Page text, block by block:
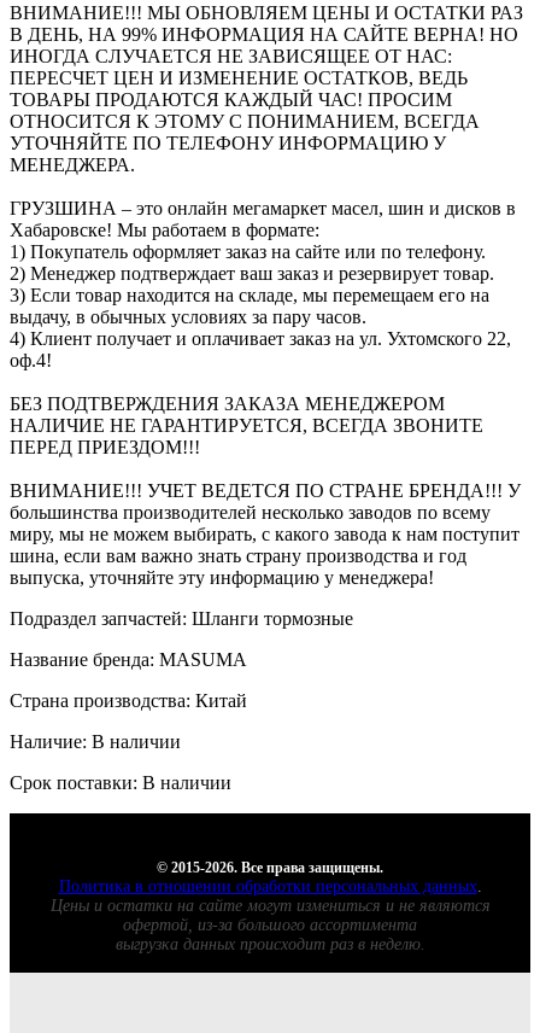
ВНИМАНИЕ!!! МЫ ОБНОВЛЯЕМ ЦЕНЫ И ОСТАТКИ РАЗ
В ДЕНЬ, НА 99% ИНФОРМАЦИЯ НА САЙТЕ ВЕРНА! НО
ИНОГДА СЛУЧАЕТСЯ НЕ ЗАВИСЯЩЕЕ ОТ НАС:
ПЕРЕСЧЕТ ЦЕН И ИЗМЕНЕНИЕ ОСТАТКОВ, ВЕДЬ
ТОВАРЫ ПРОДАЮТСЯ КАЖДЫЙ ЧАС! ПРОСИМ
ОТНОСИТСЯ К ЭТОМУ С ПОНИМАНИЕМ, ВСЕГДА
УТОЧНЯЙТЕ ПО ТЕЛЕФОНУ ИНФОРМАЦИЮ У
МЕНЕДЖЕРА.
ГРУЗШИНА – это онлайн мегамаркет масел, шин и дисков в
Хабаровске! Мы работаем в формате:
1) Покупатель оформляет заказ на сайте или по телефону.
2) Менеджер подтверждает ваш заказ и резервирует товар.
3) Если товар находится на складе, мы перемещаем его на
выдачу, в обычных условиях за пару часов.
4) Клиент получает и оплачивает заказ на ул. Ухтомского 22,
оф.4!
БЕЗ ПОДТВЕРЖДЕНИЯ ЗАКАЗА МЕНЕДЖЕРОМ
НАЛИЧИЕ НЕ ГАРАНТИРУЕТСЯ, ВСЕГДА ЗВОНИТЕ
ПЕРЕД ПРИЕЗДОМ!!!
ВНИМАНИЕ!!! УЧЕТ ВЕДЕТСЯ ПО СТРАНЕ БРЕНДА!!! У
большинства производителей несколько заводов по всему
миру, мы не можем выбирать, с какого завода к нам поступит
шина, если вам важно знать страну производства и год
выпуска, уточняйте эту информацию у менеджера!
Подраздел запчастей: Шланги тормозные
Название бренда: MASUMA
Страна производства: Китай
Наличие: В наличии
Срок поставки: В наличии
© 2015-2026. Все права защищены.
Политика в отношении обработки персональных данных.
Цены и остатки на сайте могут измениться и не являются
офертой, из-за большого ассортимента
выгрузка данных происходит раз в неделю.